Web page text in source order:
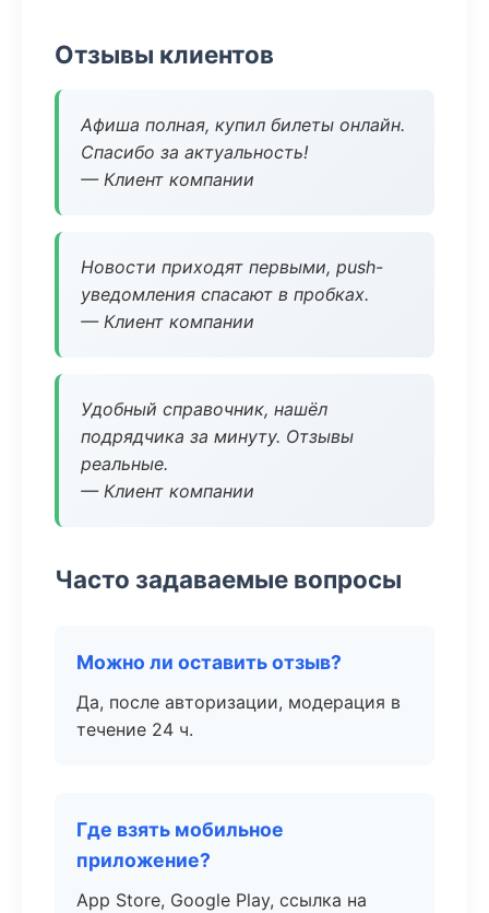
Отзывы клиентов
Афиша полная, купил билеты онлайн.
Спасибо за актуальность!
— Клиент компании
Новости приходят первыми, push-
уведомления спасают в пробках.
— Клиент компании
Удобный справочник, нашёл
подрядчика за минуту. Отзывы
реальные.
— Клиент компании
Часто задаваемые вопросы
Можно ли оставить отзыв?
Да, после авторизации, модерация в
течение 24 ч.
Где взять мобильное
приложение?
App Store, Google Play, ссылка на